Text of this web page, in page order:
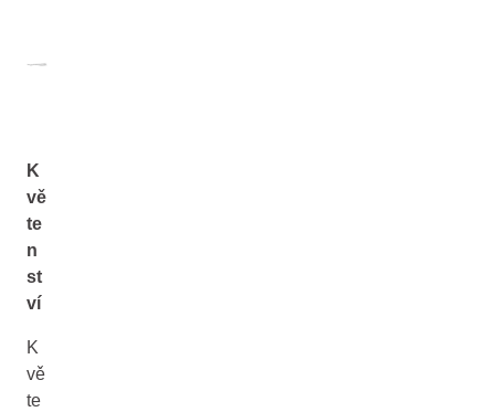
K
vě
te
n
st
ví
K
vě
te